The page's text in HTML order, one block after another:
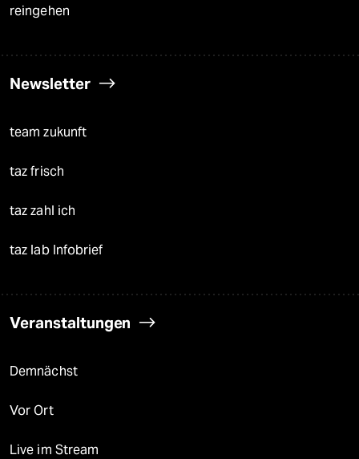
reingehen
Newsletter
team zukunft
taz frisch
taz zahl ich
taz lab Infobrief
Veranstaltungen
Demnächst
Vor Ort
Live im Stream